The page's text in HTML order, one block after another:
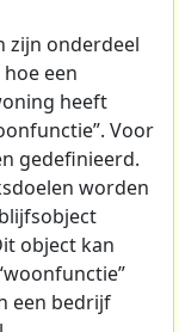
zijn onderdeel
een
heeft
Voor
gedefinieerd.
worden
object kan
een bedrijf